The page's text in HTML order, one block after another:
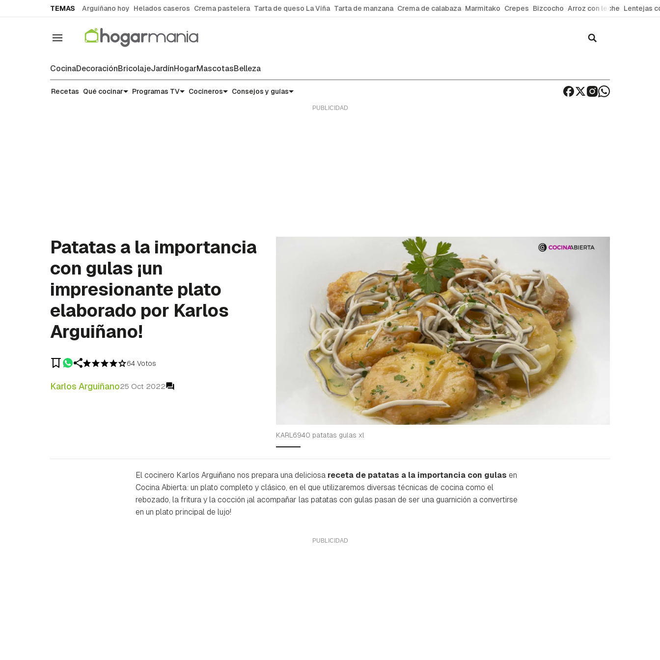
TEMAS Arguiñano hoy Helados caseros Crema pastelera Tarta de queso La Viña Tarta de manzana Crema de calabaza Marmitako Crepes Bizcocho Arroz con leche Lentejas
Navegación
CocinaDecoraciónBricolajeJardínHogarMascotasBelleza
Recetas
Recetas Qué cocinar Programas TV Cocineros Consejos y guías
Patatas a la importancia
con gulas ¡un
impresionante plato
elaborado por Karlos
Arguiñano!
64 Votos
Karlos Arguiñano25 Oct 2022
KARL6940 patatas gulas xl
El cocinero Karlos Arguiñano nos prepara una deliciosa receta de patatas a la importancia con gulas en
Cocina Abierta: un plato completo y clásico, en el que utilizaremos diversas técnicas de cocina como el
rebozado, la fritura y la cocción ¡al acompañar las patatas con gulas pasan de ser una guarnición a convertirse
en un plato principal de lujo!